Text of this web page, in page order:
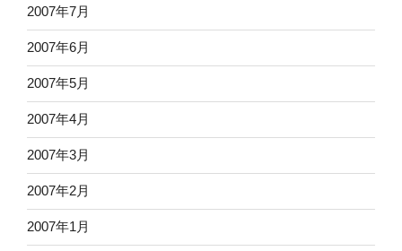
2007年7月
2007年6月
2007年5月
2007年4月
2007年3月
2007年2月
2007年1月